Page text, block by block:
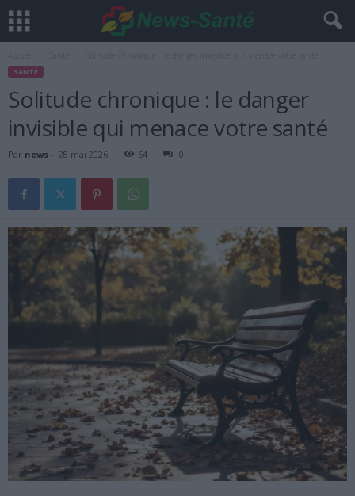
SANTÉ
Solitude chronique : le danger
invisible qui menace votre santé
Par news - 28 mai 2026 64 0